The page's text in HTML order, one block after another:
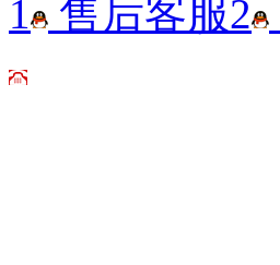
1 售后客服2